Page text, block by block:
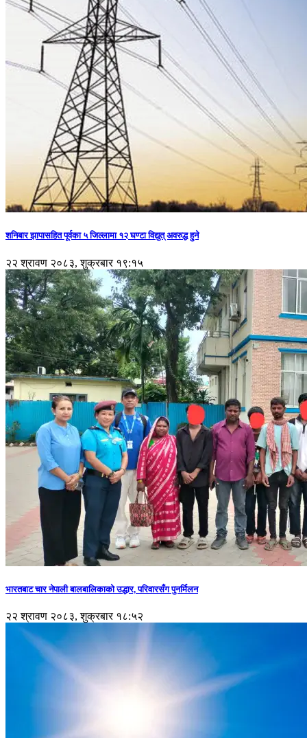
शनिबार झापासहित पूर्वका ५ जिल्लामा १२ घण्टा विद्युत् अवरुद्ध हुने
२२ श्रावण २०८३, शुक्रबार १९:१५
भारतबाट चार नेपाली बालबालिकाको उद्धार, परिवारसँग पुनर्मिलन
२२ श्रावण २०८३, शुक्रबार १८:५२